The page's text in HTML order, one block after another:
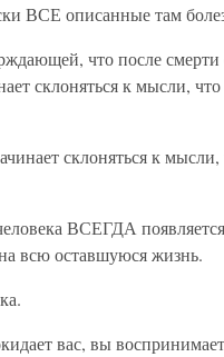
ВСЕ описанные там
что после смерти
склоняться к мысли, что
склоняться к мысли,
ВСЕГДА
всю оставшуюся жизнь.
вас, вы